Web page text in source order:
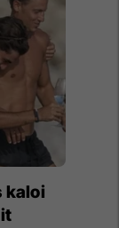
kaloi